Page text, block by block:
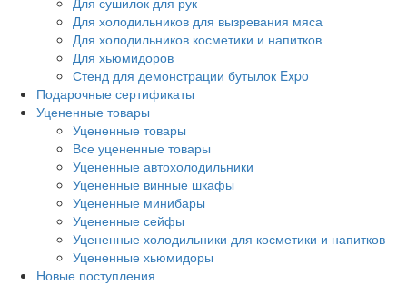
Для холодильников для вызревания мяса
Для холодильников косметики и напитков
Для хьюмидоров
Стенд для демонстрации бутылок Expo
Подарочные сертификаты
Уцененные товары
Уцененные товары
Все уцененные товары
Уцененные автохолодильники
Уцененные винные шкафы
Уцененные минибары
Уцененные сейфы
Уцененные холодильники для косметики и напитков
Уцененные хьюмидоры
Новые поступления